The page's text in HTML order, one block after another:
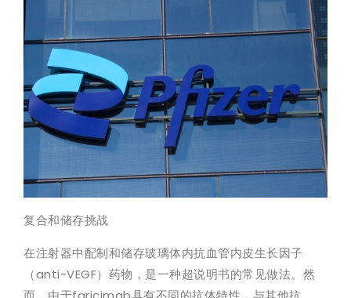
复合和储存挑战
在注射器中配制和储存玻璃体内抗血管内皮生长因子
（anti-VEGF）药物，是一种超说明书的常见做法。然